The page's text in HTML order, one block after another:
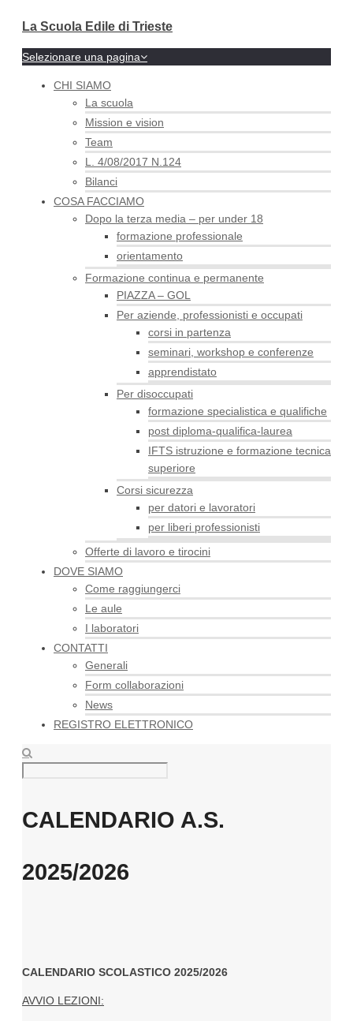
La Scuola Edile di Trieste
Selezionare una pagina
CHI SIAMO
La scuola
Mission e vision
Team
L. 4/08/2017 N.124
Bilanci
COSA FACCIAMO
Dopo la terza media – per under 18
formazione professionale
orientamento
Formazione continua e permanente
PIAZZA – GOL
Per aziende, professionisti e occupati
corsi in partenza
seminari, workshop e conferenze
apprendistato
Per disoccupati
formazione specialistica e qualifiche
post diploma-qualifica-laurea
IFTS istruzione e formazione tecnica
superiore
Corsi sicurezza
per datori e lavoratori
per liberi professionisti
Offerte di lavoro e tirocini
DOVE SIAMO
Come raggiungerci
Le aule
I laboratori
CONTATTI
Generali
Form collaborazioni
News
REGISTRO ELETTRONICO
CALENDARIO A.S.
2025/2026
CALENDARIO SCOLASTICO 2025/2026
AVVIO LEZIONI: